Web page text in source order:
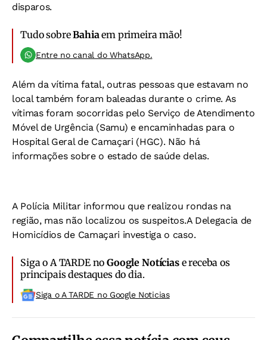
disparos.
Tudo sobreBahiaem primeira mão!
Entre no canal do WhatsApp.
Além da vítima fatal, outras pessoas que estavam no
local também foram baleadas durante o crime. As
vítimas foram socorridas pelo Serviço de Atendimento
Móvel de Urgência (Samu) e encaminhadas para o
Hospital Geral de Camaçari (HGC). Não há
informações sobre o estado de saúde delas.
A Polícia Militar informou que realizou rondas na
região, mas não localizou os suspeitos.A Delegacia de
Homicídios de Camaçari investiga o caso.
Siga o A TARDE noGoogle Notíciase receba os
principais destaques do dia.
Siga o A TARDE no Google Noticias